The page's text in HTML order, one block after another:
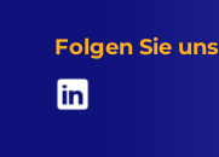
Folgen Sie